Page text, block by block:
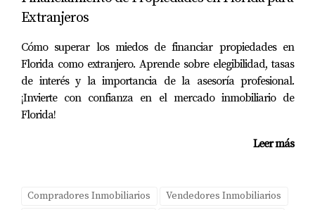
trato.
Como Realtor, siempre recomiendo a mis clientes que
revisen cuidadosamente estas cláusulas y consideren sus
implicaciones, para asegurarse de que todas las
condiciones necesarias estén bien estipuladas en el
Extranjeros
Cómo superar los miedos de financiar propiedades en
Florida como extranjero. Aprende sobre elegibilidad, tasas
de interés y la importancia de la asesoría profesional.
¡Invierte con confianza en el mercado inmobiliario de
Florida!
Leer más
Compradores Inmobiliarios
Vendedores Inmobiliarios